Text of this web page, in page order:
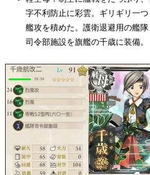
字不利防止に彩雲。ギリギリ一つ
艦攻を積めた。護衛退避用の艦隊
司令部施設を旗艦の千歳に装備。